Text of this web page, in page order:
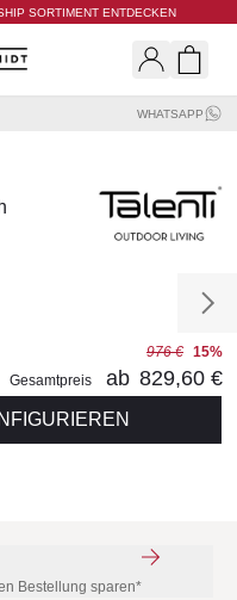
SORTIMENT ENTDECKEN
WHATSAPP
976 € 15%
Gesamtpreis
ab 829,60 €
Bestellung sparen*